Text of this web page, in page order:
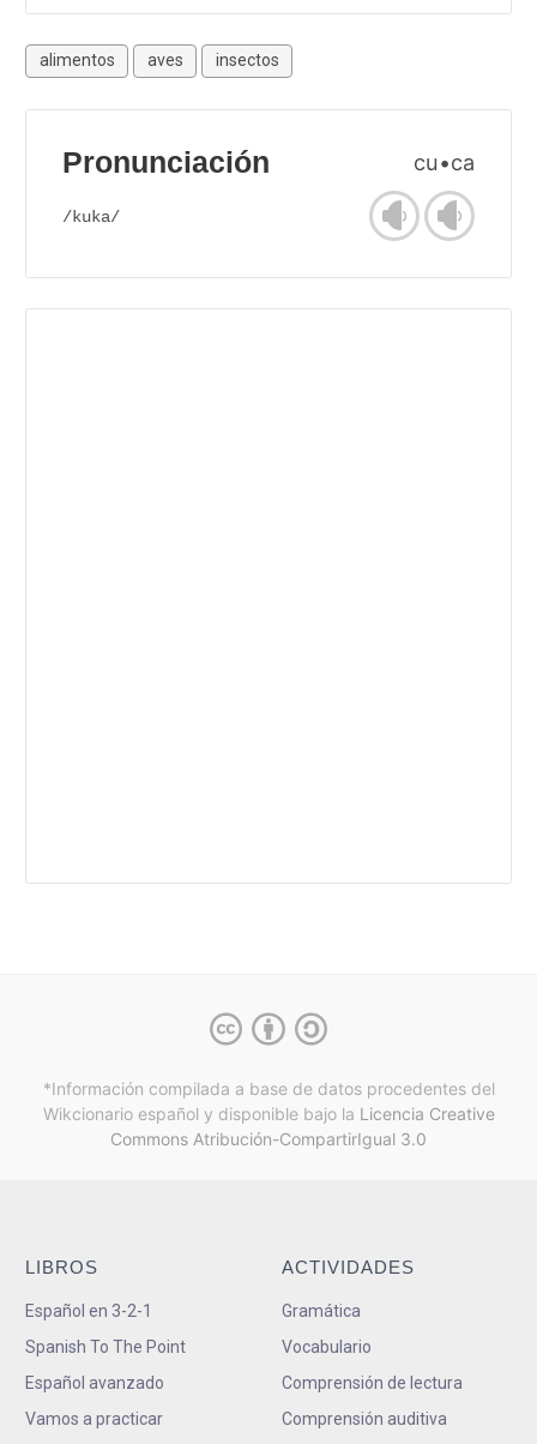
alimentos aves insectos
Pronunciación cu•ca
/kuka/
*Información compilada a base de datos procedentes del
Wikcionario español y disponible bajo la Licencia Creative
Commons Atribución-CompartirIgual 3.0
LIBROS
Español en 3-2-1
Spanish To The Point
Español avanzado
Vamos a practicar
ACTIVIDADES
Gramática
Vocabulario
Comprensión de lectura
Comprensión auditiva